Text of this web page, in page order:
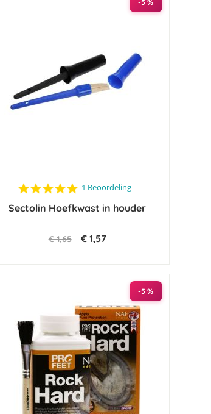
-5 %
5.0
rating
1 Beoordeling
Sectolin Hoefkwast in houder
€ 1,65 € 1,57
-5 %